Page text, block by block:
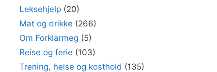
Leksehjelp (20)
Mat og drikke (266)
Om Forklarmeg (5)
Reise og ferie (103)
Trening, helse og kosthold (135)